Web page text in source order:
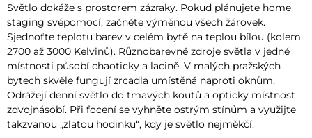
Světlo dokáže s prostorem zázraky. Pokud plánujete home
staging svépomocí, začněte výměnou všech žárovek.
Sjednoťte teplotu barev v celém bytě na teplou bílou (kolem
2700 až 3000 Kelvinů). Různobarevné zdroje světla v jedné
místnosti působí chaoticky a lacině. V malých pražských
bytech skvěle fungují zrcadla umístěná naproti oknům.
Odrážejí denní světlo do tmavých koutů a opticky místnost
zdvojnásobí. Při focení se vyhněte ostrým stínům a využijte
takzvanou „zlatou hodinku“, kdy je světlo nejměkčí.